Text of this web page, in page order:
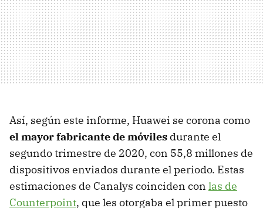
Así, según este informe, Huawei se corona como
el mayor fabricante de móviles durante el
segundo trimestre de 2020, con 55,8 millones de
dispositivos enviados durante el periodo. Estas
estimaciones de Canalys coinciden con las de
Counterpoint, que les otorgaba el primer puesto